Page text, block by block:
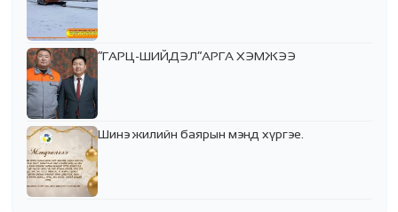
“ГАРЦ-ШИЙДЭЛ”АРГА ХЭМЖЭЭ
Шинэ жилийн баярын мэнд хүргэе.